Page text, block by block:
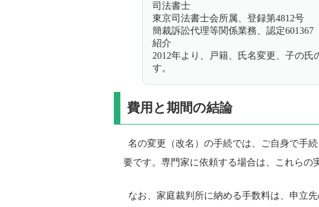
司法書士
東京司法書士会所属、登録第4812号
簡裁訴訟代理等関係業務、認定601367
紹介
2012年より、戸籍、氏名変更、子の
す。
費用と期間の結論
名の変更（改名）の手続では、ご自身で手
要です。専門家に依頼する場合は、これらの
なお、家庭裁判所に納める手数料は、申立